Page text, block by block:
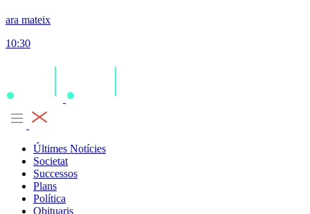
ara mateix
10:30
Últimes Notícies
Societat
Successos
Plans
Política
Obituaris